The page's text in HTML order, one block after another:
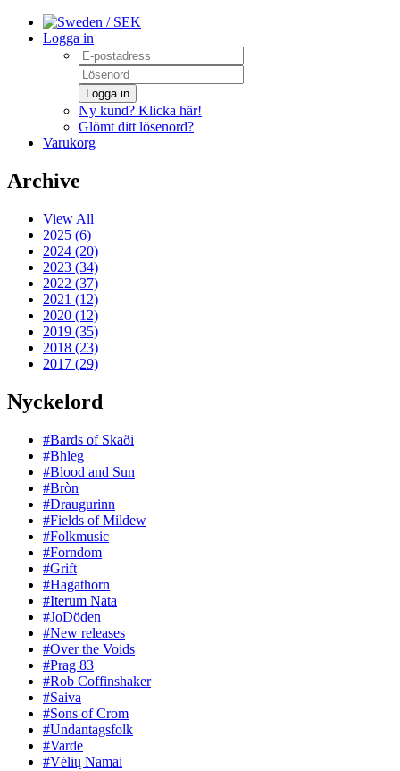
/ SEK
Logga in
Logga in
Ny kund? Klicka här!
Glömt ditt lösenord?
Varukorg
Archive
View All
2025 (6)
2024 (20)
2023 (34)
2022 (37)
2021 (12)
2020 (12)
2019 (35)
2018 (23)
2017 (29)
Nyckelord
#Bards of Skaði
#Bhleg
#Blood and Sun
#Bròn
#Draugurinn
#Fields of Mildew
#Folkmusic
#Forndom
#Grift
#Hagathorn
#Iterum Nata
#JoDöden
#New releases
#Over the Voids
#Prag 83
#Rob Coffinshaker
#Saiva
#Sons of Crom
#Undantagsfolk
#Varde
#Vėlių Namai